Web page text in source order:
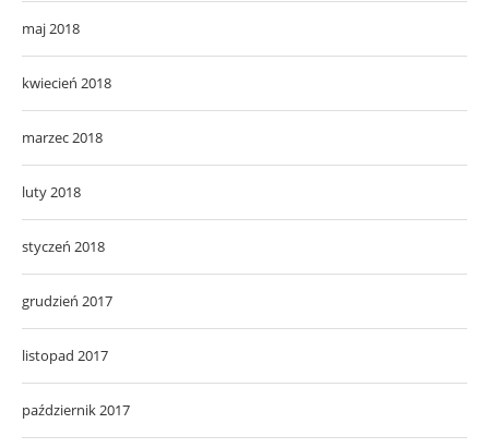
maj 2018
kwiecień 2018
marzec 2018
luty 2018
styczeń 2018
grudzień 2017
listopad 2017
październik 2017